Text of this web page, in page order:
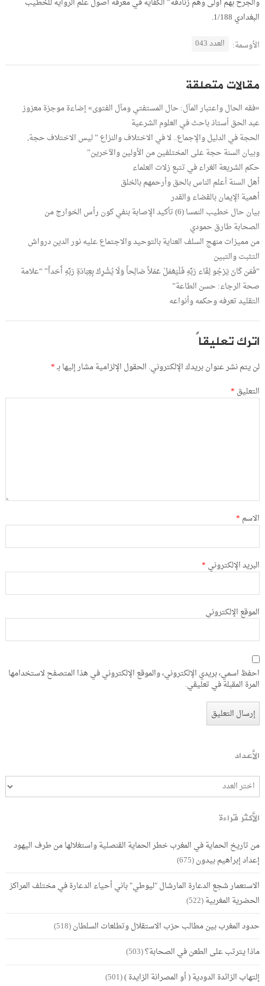
البغدادي 1/188.
الأوسمة: العدد 043
مقالات متعلقة
«فقه الحال واعتبار المآل: حال المستفتي ومآل الفتوى» إضاءة موجزة معزوز
عبد الحق أستاذ باحث في العلوم الشرعية
الحجة في الدليل والإجماع.. لا في الاختلاف والنزاع ” ليس الاختلاف حجة,
وبيان السنة حجة على المختلفين من الأولين والآخرين”
حكم الشريعة الغراء في تتبع زلات العلماء
أهل السنة أعلم الناس بالحق وأرحمهم بالخلق
أهمية الإيمان بالقضاء والقدر
بيان حال خطيب النمسا (6) تأكيد الإصابة بنفي كون رأس الخوارج من
الصحابة طارق حمودي
من مميزات منهج السلف العناية بالتوحيد والاجتماع عليه نور الدين درواش
التثبت والتبين
“فَمَن كَانَ يَرْجُو لِقَاء رَبِّهِ فَلْيَعْمَلْ عَمَلاً صَالِحاً وَلَا يُشْرِكْ بِعِبَادَةِ رَبِّهِ أَحَداً” “علامة
صحة الرجاء: حسن الطاعة”
التقليد تعرفه وحكمه وأنواعه
اترك تعليقاً
لن يتم نشر عنوان بريدك الإلكتروني. الحقول الإلزامية مشار إليها بـ*
التعليق *
الاسم *
البريد الإلكتروني *
الموقع الإلكتروني
احفظ اسمي، بريدي الإلكتروني، والموقع الإلكتروني في هذا المتصفح لاستخدامها
المرة المقبلة في تعليقي.
الأعداد
الأكثر قراءة
من تاريخ الحماية في المغرب خطر الحماية القنصلية واستغلالها من طرف اليهود
إعداد إبراهيم بيدون(675)
الاستعمار شجع الدعارة المارشال "ليوطي" باني أحياء الدعارة في مختلف المراكز
الحضرية المغربية(522)
حدود المغرب بين مطالب حزب الاستقلال وتطلعات السلطان(518)
ماذا يترتب على الطعن في الصحابة؟(503)
إلتهاب الزائدة الدودية ( أو المصرانة الزايدة )(501)